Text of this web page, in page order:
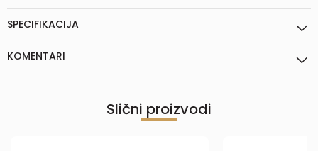
SPECIFIKACIJA
KOMENTARI
Slični proizvodi